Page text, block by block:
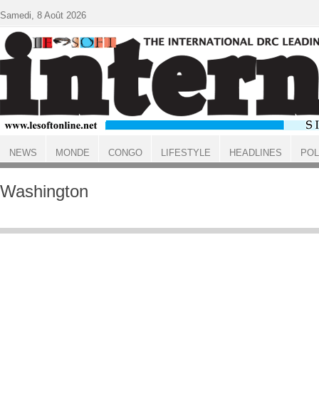
ACCUEIL
Washington
Samedi, 8 Août 2026
NEWS MONDE CONGO LIFESTYLE HEADLINES